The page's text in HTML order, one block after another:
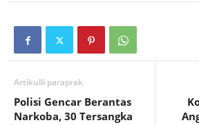
Artikulli paraprak
Polisi Gencar Berantas
Narkoba, 30 Tersangka